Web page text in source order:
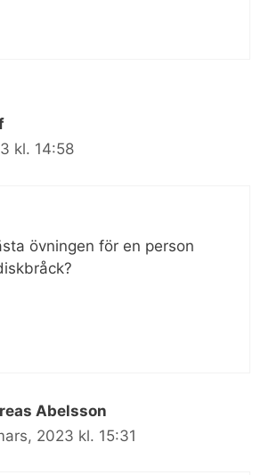
kl. 14:58
övningen för en person
Abelsson
2023 kl. 15:31